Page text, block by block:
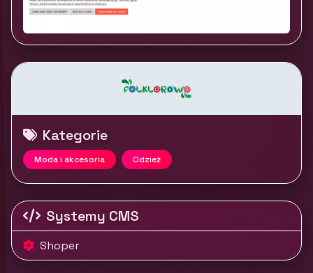
Kategorie
Moda i akcesoria Odzież
Systemy CMS
Shoper